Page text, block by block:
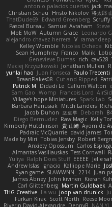
antonio palacios puertas jack
Christian Schau
Hristo Nikolov 将太郎
ThatDude69
Edward Greenberg Scruffy
Pascal Bureau Samuel Avraham Steve
MoE MoW Autumn Grace Leonardo
alejandro chavez herrera V
Kelley Womble Nicolas Ocheda
Sean Humphrey Franco Malik
Genevieve Dumas rich cav528
Maciej Krzyszkowski Jonathan Mullen
yunlai hao Juan Fonseca Paulo Trecenti
BraanFlakes08 Cut and Ripped
Patrick M
Didadi Le Callum Walton
Sam Gao Womp Francois Lord
Village's hope Miniatures Spark Lab
Barbara Hanusiak Mitch Landers
Jacob Duhon 포로루 Deborah
Diego Bermudez Raw Magic Kelly
Kimberly Hutchinson 貴 山崎 Ayomide
Padraic McQuarrie david james
Made by Miri Tobias Jensby Robert
Anxiety Opossum Carlos
Almantas Vasiliauskas Tess Cornwall
Yuliya Ralph Does Stuff EEEEE Jelle
Andrew Islas Ignacio Kalliope Marie
Ryan game SLAWWNN_ 2214 Juan
James Abney John kivinen Kieran
Carl Glittenberg Martin Guldbaek
THG Creative lia wu joop van drunick
Furkan Kirac Scott North Reese